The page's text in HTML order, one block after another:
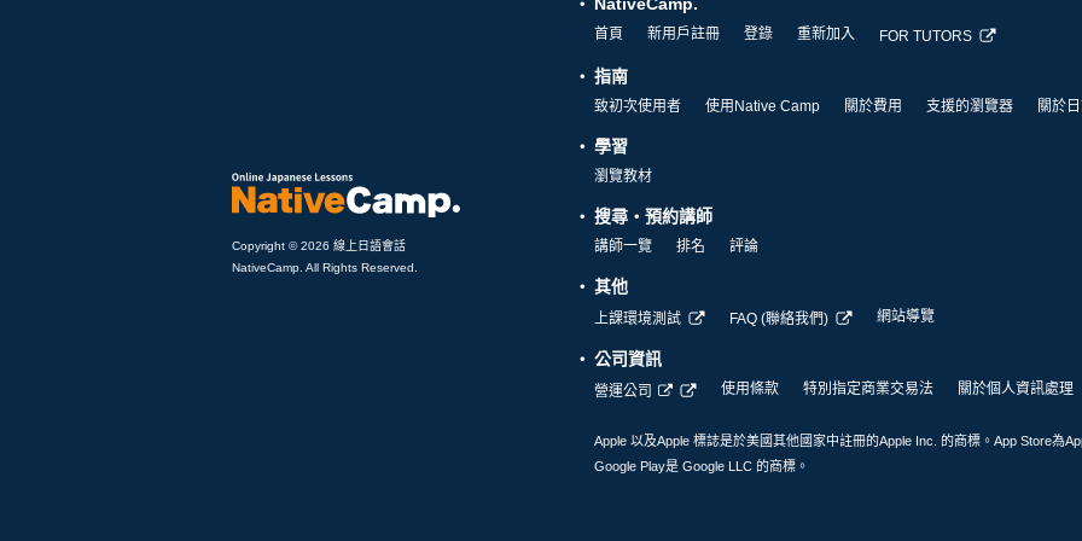
Copyright © 2026 線上日語會話
NativeCamp. All Rights Reserved.
首頁 新用戶註冊 登錄 重新加入 FOR TUTORS
指南
致初次使用者 使用Native Camp 關於費用 支援的瀏覽器 關於
學習
瀏覽教材
搜尋・預約講師
講師一覽 排名 評論
其他
上課環境測試 FAQ (聯絡我們) 網站導覽
公司資訊
營運公司 使用條款 特別指定商業交易法 關於個人資訊處理
Apple 以及Apple 標誌是於美國其他國家中註冊的Apple Inc. 的商標。App Store為
Google Play是 Google LLC 的商標。